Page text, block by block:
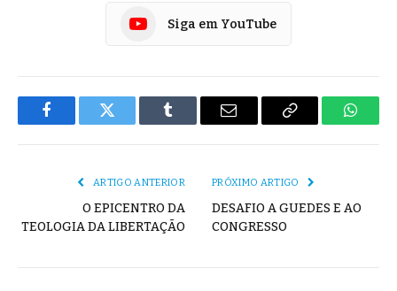
Siga em YouTube
FacebookTwitter Tumblr
E-
Copiar
ARTIGO ANTERIOR
O EPICENTRO DA
TEOLOGIA DA LIBERTAÇÃO
PRÓXIMO ARTIGO
DESAFIO A GUEDES E AO
CONGRESSO